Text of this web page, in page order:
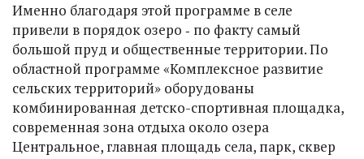
Именно благодаря этой программе в селе
привели в порядок озеро ‑ по факту самый
большой пруд и общественные территории. По
областной программе «Комплексное развитие
сельских территорий» оборудованы
комбинированная детско-спортивная площадка,
современная зона отдыха около озера
Центральное, главная площадь села, парк, сквер